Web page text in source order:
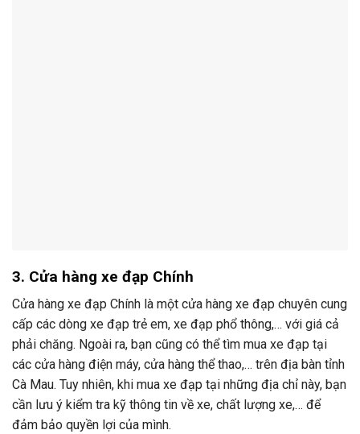
3. Cửa hàng xe đạp Chính
Cửa hàng xe đạp Chính là một cửa hàng xe đạp chuyên cung
cấp các dòng xe đạp trẻ em, xe đạp phổ thông,… với giá cả
phải chăng. Ngoài ra, bạn cũng có thể tìm mua xe đạp tại
các cửa hàng điện máy, cửa hàng thể thao,… trên địa bàn tỉnh
Cà Mau. Tuy nhiên, khi mua xe đạp tại những địa chỉ này, bạn
cần lưu ý kiểm tra kỹ thông tin về xe, chất lượng xe,… để
đảm bảo quyền lợi của mình.